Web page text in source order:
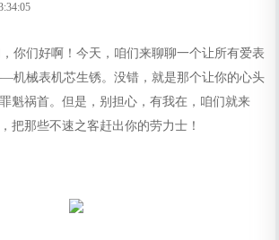
们好啊！今天，咱们来聊聊一个让所有爱表
机械表机芯生锈。没错，就是那个让你的心头
魁祸首。但是，别担心，有我在，咱们就来
把那些不速之客赶出你的劳力士！